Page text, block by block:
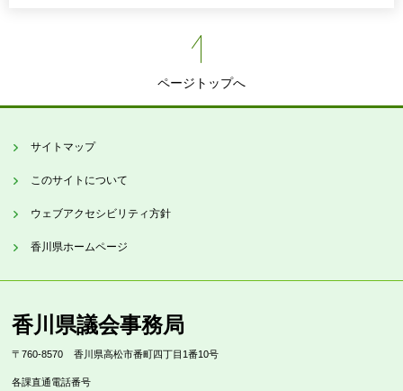
ページトップへ
サイトマップ
このサイトについて
ウェブアクセシビリティ方針
香川県ホームページ
香川県議会事務局
〒760-8570 香川県高松市番町四丁目1番10号
各課直通電話番号